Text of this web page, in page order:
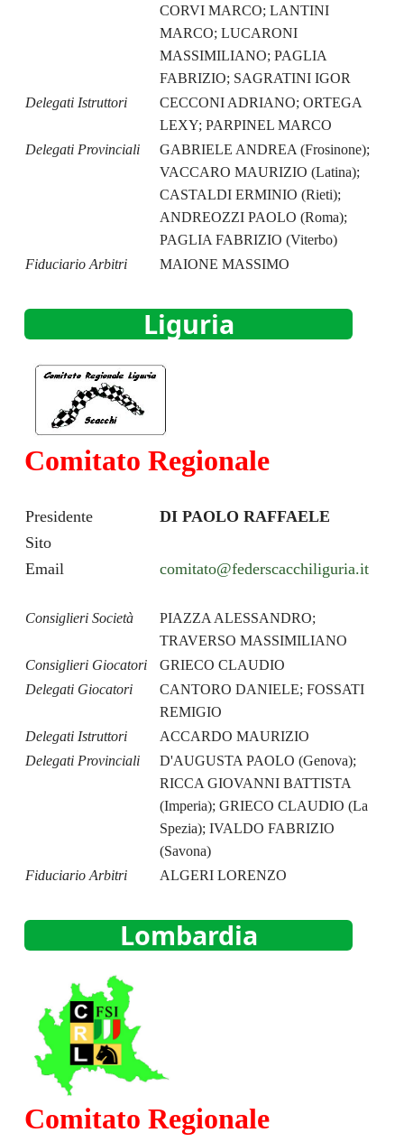
CORVI MARCO; LANTINI
MARCO; LUCARONI
MASSIMILIANO; PAGLIA
FABRIZIO; SAGRATINI IGOR
Delegati Istruttori
CECCONI ADRIANO; ORTEGA
LEXY; PARPINEL MARCO
Delegati Provinciali
GABRIELE ANDREA (Frosinone);
VACCARO MAURIZIO (Latina);
CASTALDI ERMINIO (Rieti);
ANDREOZZI PAOLO (Roma);
PAGLIA FABRIZIO (Viterbo)
Fiduciario Arbitri
MAIONE MASSIMO
Liguria
Comitato Regionale
Presidente
DI PAOLO RAFFAELE
Sito
Email
comitato@federscacchiliguria.it
Consiglieri Società
PIAZZA ALESSANDRO;
TRAVERSO MASSIMILIANO
Consiglieri Giocatori
GRIECO CLAUDIO
Delegati Giocatori
CANTORO DANIELE; FOSSATI
REMIGIO
Delegati Istruttori
ACCARDO MAURIZIO
Delegati Provinciali
D'AUGUSTA PAOLO (Genova);
RICCA GIOVANNI BATTISTA
(Imperia); GRIECO CLAUDIO (La
Spezia); IVALDO FABRIZIO
(Savona)
Fiduciario Arbitri
ALGERI LORENZO
Lombardia
Comitato Regionale